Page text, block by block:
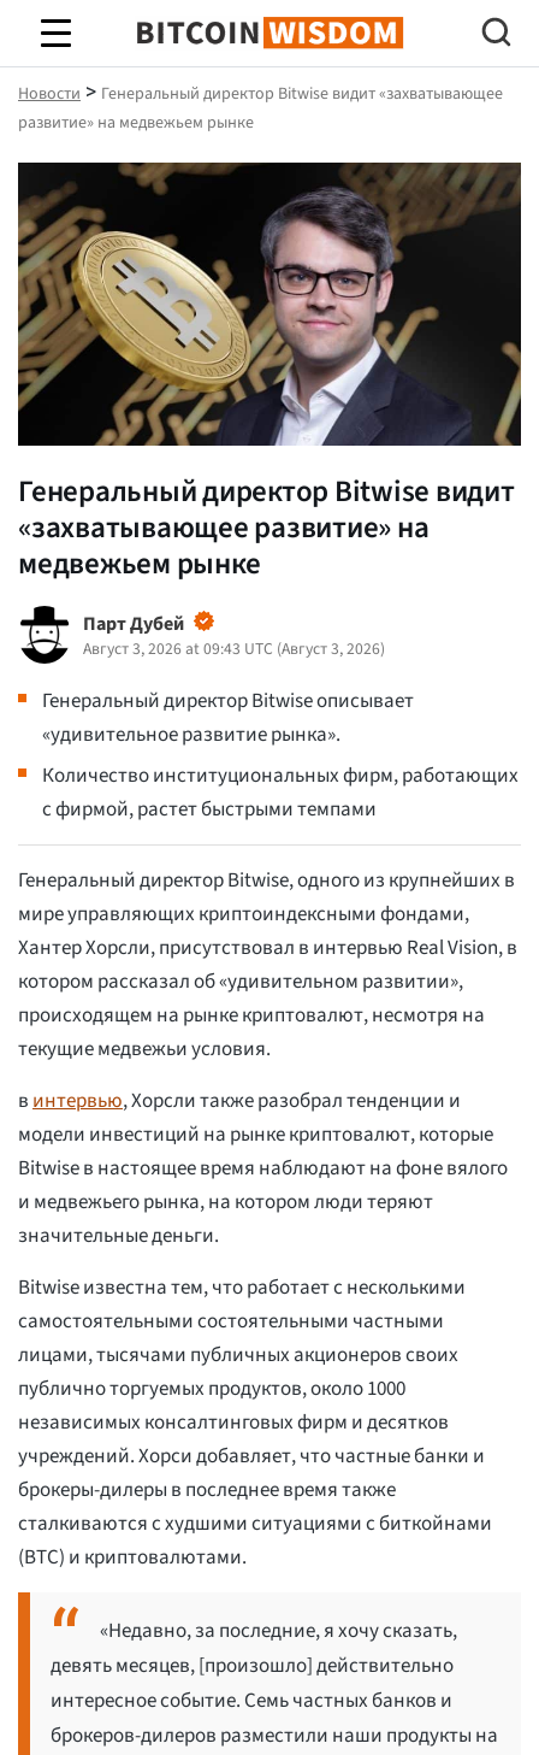
Биткойн Мудрость
Новости > Генеральный директор Bitwise видит «захватывающее
развитие» на медвежьем рынке
Генеральный директор Bitwise видит
«захватывающее развитие» на
медвежьем рынке
Парт Дубей
Август 3, 2026 at 09:43 UTC (Август 3, 2026)
Генеральный директор Bitwise описывает
«удивительное развитие рынка».
Количество институциональных фирм, работающих
с фирмой, растет быстрыми темпами
Генеральный директор Bitwise, одного из крупнейших в
мире управляющих криптоиндексными фондами,
Хантер Хорсли, присутствовал в интервью Real Vision, в
котором рассказал об «удивительном развитии»,
происходящем на рынке криптовалют, несмотря на
текущие медвежьи условия.
винтервью, Хорсли также разобрал тенденции и
модели инвестиций на рынке криптовалют, которые
Bitwise в настоящее время наблюдают на фоне вялого
и медвежьего рынка, на котором люди теряют
значительные деньги.
Bitwise известна тем, что работает с несколькими
самостоятельными состоятельными частными
лицами, тысячами публичных акционеров своих
публично торгуемых продуктов, около 1000
независимых консалтинговых фирм и десятков
учреждений. Хорси добавляет, что частные банки и
брокеры-дилеры в последнее время также
сталкиваются с худшими ситуациями с биткойнами
(BTC) и криптовалютами.
«Недавно, за последние, я хочу сказать,
девять месяцев, [произошло] действительно
интересное событие. Семь частных банков и
брокеров-дилеров разместили наши продукты на